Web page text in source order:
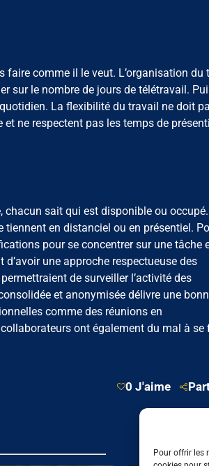
Pour offrir les
comme il le veut. L’organisation du
sur le nombre de jours de télétravail.
La flexibilité du travail ne doit
ne respectent pas les temps de
chacun sait qui est disponible ou
en distanciel ou en présentiel.
pour se concentrer sur une tâche
une approche respectueuse des
de surveiller l’activité des
et anonymisée délivre une
comme des réunions en
ont également du mal à se
0 J'aime